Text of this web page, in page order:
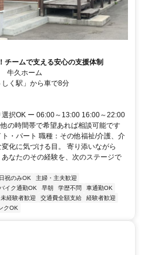
チームで支える安心の支援体制
牛久ホーム
く駅」から車で8分
択OK ー 06:00～13:00 16:00～22:00
の時間帯で希望あれば相談可能です
・パート 職種：その他福祉/介護、介
化に気づける目。 寄り添いながら
なたのその経験を、次のステージで
祝のみOK
主婦・主夫歓迎
バイク通勤OK 早朝 学歴不問
車通勤OK
未経験者歓迎 交通費全額支給
経験者歓迎
クOK